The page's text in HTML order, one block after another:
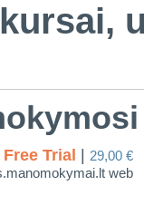
Free Trial
29,00 €
web